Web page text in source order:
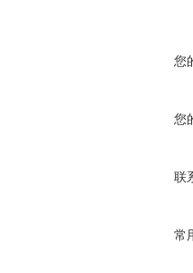
您
您
联
常